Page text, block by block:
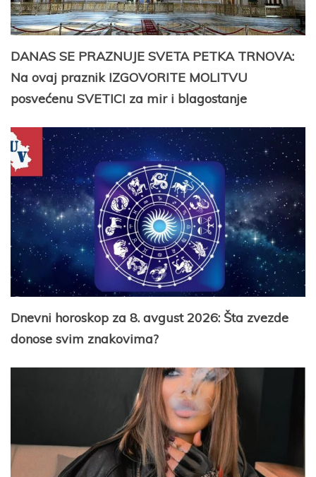
DANAS SE PRAZNUJE SVETA PETKA TRNOVA:
Na ovaj praznik IZGOVORITE MOLITVU
posvećenu SVETICI za mir i blagostanje
Dnevni horoskop za 8. avgust 2026: Šta zvezde
donose svim znakovima?